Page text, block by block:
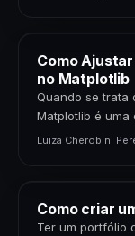
Como
no Matplotlib
Quando se trata
Matplotlib é uma
poderosas
Luiza Cherobini
Como criar
Ter um portfólio